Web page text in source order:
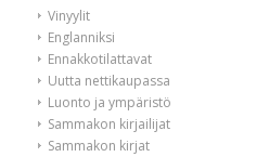
Vinyylit
Englanniksi
Ennakkotilattavat
Uutta nettikaupassa
Luonto ja ympäristö
Sammakon kirjailijat
Sammakon kirjat